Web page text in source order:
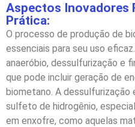
Aspectos Inovadores
Prática:
O processo de produção de
essenciais para seu uso
anaeróbio, dessulfurização e
que pode incluir geração de
biometano. A dessulfurização
sulfeto de hidrogênio,
em enxofre, como aquelas